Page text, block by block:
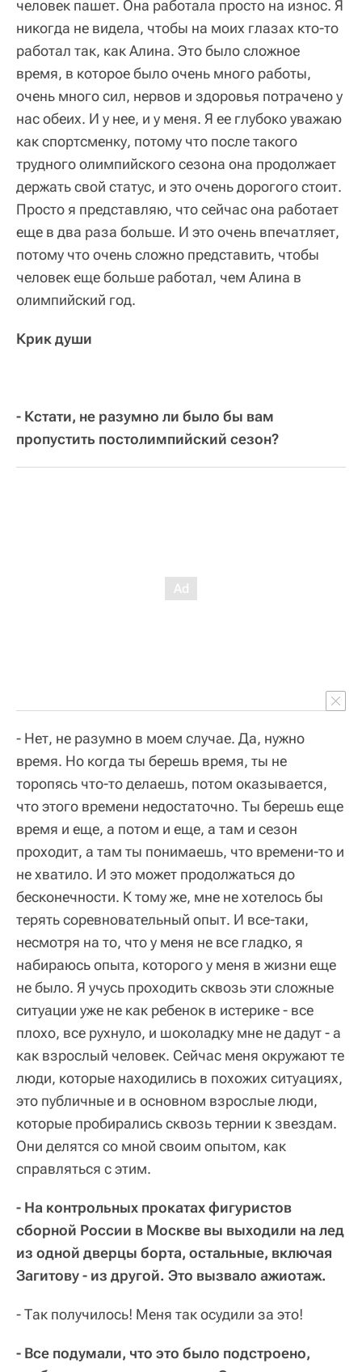
человек пашет. Она работала просто на износ. Я
никогда не видела, чтобы на моих глазах кто-то
работал так, как Алина. Это было сложное
время, в которое было очень много работы,
очень много сил, нервов и здоровья потрачено у
нас обеих. И у нее, и у меня. Я ее глубоко уважаю
как спортсменку, потому что после такого
трудного олимпийского сезона она продолжает
держать свой статус, и это очень дорогого стоит.
Просто я представляю, что сейчас она работает
еще в два раза больше. И это очень впечатляет,
потому что очень сложно представить, чтобы
человек еще больше работал, чем Алина в
олимпийский год.
Крик души
- Кстати, не разумно ли было бы вам
пропустить постолимпийский сезон?
- Нет, не разумно в моем случае. Да, нужно
время. Но когда ты берешь время, ты не
торопясь что-то делаешь, потом оказывается,
что этого времени недостаточно. Ты берешь еще
время и еще, а потом и еще, а там и сезон
проходит, а там ты понимаешь, что времени-то и
не хватило. И это может продолжаться до
бесконечности. К тому же, мне не хотелось бы
терять соревновательный опыт. И все-таки,
несмотря на то, что у меня не все гладко, я
набираюсь опыта, которого у меня в жизни еще
не было. Я учусь проходить сквозь эти сложные
ситуации уже не как ребенок в истерике - все
плохо, все рухнуло, и шоколадку мне не дадут - а
как взрослый человек. Сейчас меня окружают те
люди, которые находились в похожих ситуациях,
это публичные и в основном взрослые люди,
которые пробирались сквозь тернии к звездам.
Они делятся со мной своим опытом, как
справляться с этим.
- На контрольных прокатах фигуристов
сборной России в Москве вы выходили на лед
из одной дверцы борта, остальные, включая
Загитову - из другой. Это вызвало ажиотаж.
- Так получилось! Меня так осудили за это!
- Все подумали, что это было подстроено,